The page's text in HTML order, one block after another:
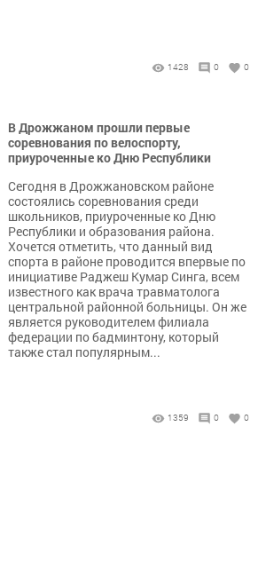
1428 0 0
В Дрожжаном прошли первые
соревнования по велоспорту,
приуроченные ко Дню Республики
Сегодня в Дрожжановском районе
состоялись соревнования среди
школьников, приуроченные ко Дню
Республики и образования района.
Хочется отметить, что данный вид
спорта в районе проводится впервые по
инициативе Раджеш Кумар Синга, всем
известного как врача травматолога
центральной районной больницы. Он же
является руководителем филиала
федерации по бадминтону, который
также стал популярным...
1359 0 0